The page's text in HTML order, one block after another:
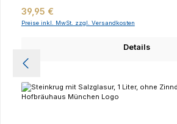
Regulärer Preis:
39,95 €
Preise inkl. MwSt. zzgl. Versandkosten
Details